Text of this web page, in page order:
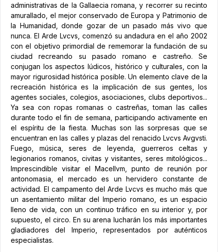
administrativas de la Gallaecia romana, y recorrer su recinto
amurallado, el mejor conservado de Europa y Patrimonio de
la Humanidad, donde gozar de un pasado más vivo que
nunca. El Arde Lvcvs, comenzó su andadura en el año 2002
con el objetivo primordial de rememorar la fundación de su
ciudad recreando su pasado romano e castreño. Se
conjugan los aspectos lúdicos, histórico y culturales, con la
mayor rigurosidad histórica posible. Un elemento clave de la
recreación histórica es la implicación de sus gentes, los
agentes sociales, colegios, asociaciones, clubs deportivos...
Ya sea con ropas romanas o castreñas, toman las calles
durante todo el fin de semana, participando activamente en
el espíritu de la fiesta. Muchas son las sorpresas que se
encuentran en las calles y plazas del renacido Lvcvs Avgvsti.
Fuego, música, seres de leyenda, guerreros celtas y
legionarios romanos, civitas y visitantes, seres mitológicos...
Imprescindible visitar el Macellvm, punto de reunión por
antonomasia, el mercado es un hervidero constante de
actividad. El campamento del Arde Lvcvs es mucho más que
un asentamiento militar del Imperio romano, es un espacio
lleno de vida, con un continuo tráfico en su interior y, por
supuesto, el circo. En su arena lucharán los más importantes
gladiadores del Imperio, representados por auténticos
especialistas.